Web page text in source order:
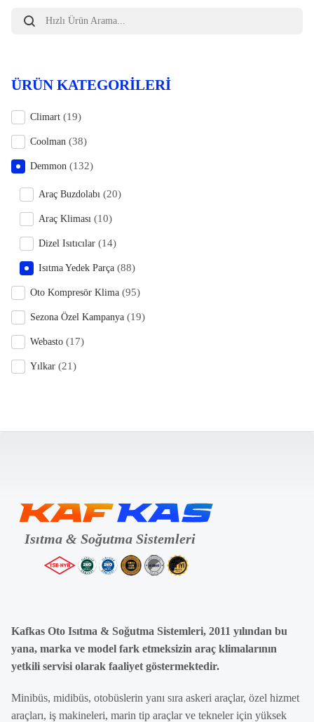
search
ÜRÜN KATEGORILERI
Climart (19)
Coolman (38)
Demmon (132)
Araç Buzdolabı (20)
Araç Kliması (10)
Dizel Isıtıcılar (14)
Isıtma Yedek Parça (88)
Oto Kompresör Klima (95)
Sezona Özel Kampanya (19)
Webasto (17)
Yılkar (21)
Kafkas Oto Isıtma & Soğutma Sistemleri, 2011 yılından bu
yana, marka ve model fark etmeksizin araç klimalarının
yetkili servisi olarak faaliyet göstermektedir.
Minibüs, midibüs, otobüslerin yanı sıra askeri araçlar, özel hizmet
araçları, iş makineleri, marin tip araçlar ve tekneler için yüksek